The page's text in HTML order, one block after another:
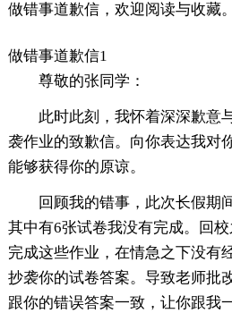
做错事道歉信，欢迎阅读与收藏。
做错事道歉信1
尊敬的张同学：
此时此刻，我怀着深深歉意
袭作业的致歉信。向你表达我对
能够获得你的原谅。
回顾我的错事，此次长假期
其中有6张试卷我没有完成。回
完成这些作业，在情急之下没有
抄袭你的试卷答案。导致老师批
跟你的错误答案一致，让你跟我